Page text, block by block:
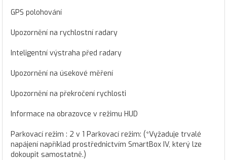
GPS polohování
Upozornění na rychlostní radary
Inteligentní výstraha před radary
Upozornění na úsekové měření
Upozornění na překročení rychlosti
Informace na obrazovce v režimu HUD
Parkovací režim : 2 v 1 Parkovací režim: (*Vyžaduje trvalé
napájení například prostřednictvím SmartBox IV, který lze
dokoupit samostatně.)